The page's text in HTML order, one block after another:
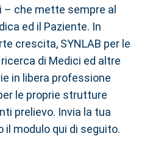
che mette sempre al
ed il Paziente. In
crescita, SYNLAB per le
di Medici ed altre
in libera professione
le proprie strutture
prelievo. Invia la tua
il modulo qui di seguito.